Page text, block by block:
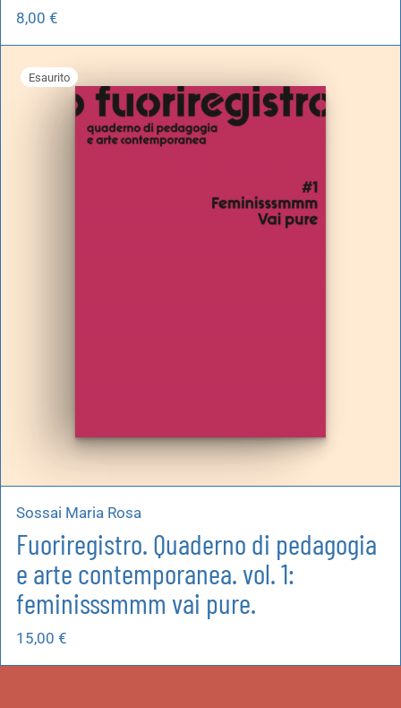
8,00 €
Esaurito
Sossai Maria Rosa
Fuoriregistro. Quaderno di pedagogia
e arte contemporanea. vol. 1:
feminisssmmm vai pure.
15,00 €